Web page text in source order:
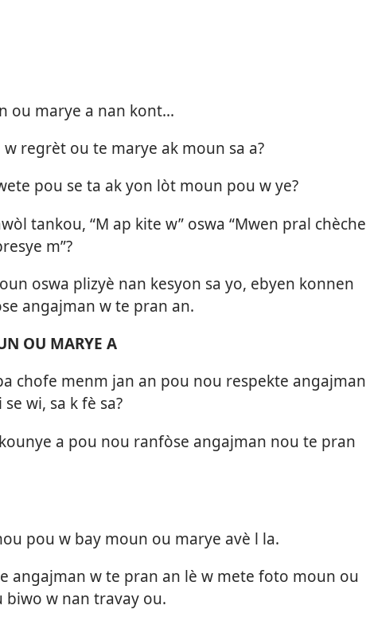
ou marye a nan kont...
w regrèt ou te marye ak moun sa a?
pou se ta ak yon lòt moun pou w ye?
tankou, “M ap kite w” oswa “Mwen pral chèche
m”?
oswa plizyè nan kesyon sa yo, ebyen konnen
angajman w te pran an.
OU MARYE A
chofe menm jan an pou nou respekte angajman
wi, sa k fè sa?
a pou nou ranfòse angajman nou te pran
pou w bay moun ou marye avè l la.
angajman w te pran an lè w mete foto moun ou
biwo w nan travay ou.